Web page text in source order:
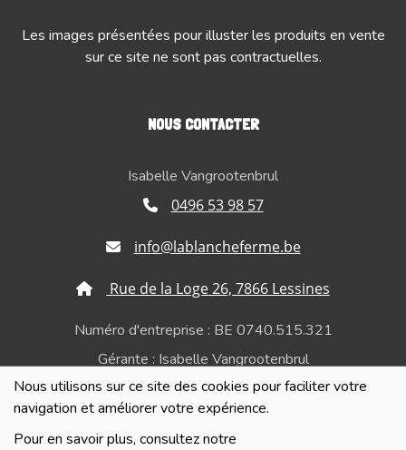
Nous utilisons sur ce site des cookies pour faciliter votre
navigation et améliorer votre expérience.
Pour en savoir plus, consultez notre
Les images présentées pour illuster les produits en vente
sur ce site ne sont pas contractuelles.
NOUS CONTACTER
Isabelle Vangrootenbrul
0496 53 98 57
info@lablancheferme.be
Rue de la Loge 26, 7866 Lessines
Numéro d'entreprise : BE 0740.515.321
Gérante : Isabelle Vangrootenbrul
Politique de confidentialité et de respect de la vie
privée